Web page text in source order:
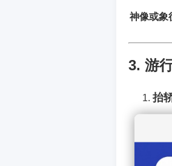
神像或象
3. 游
抬
动